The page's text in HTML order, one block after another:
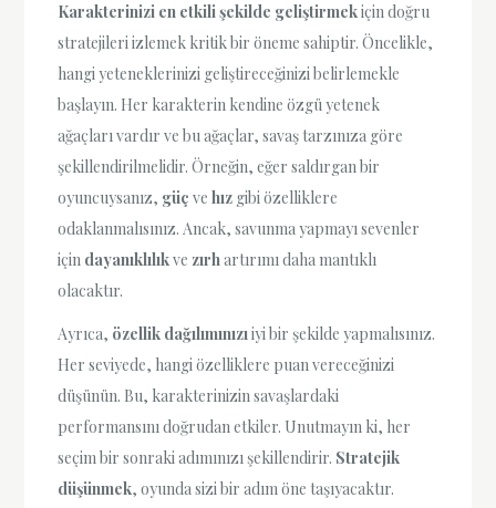
Karakterinizi en etkili şekilde geliştirmekiçin doğru
stratejileri izlemek kritik bir öneme sahiptir. Öncelikle,
hangi yeteneklerinizi geliştireceğinizi belirlemekle
başlayın. Her karakterin kendine özgü yetenek
ağaçları vardır ve bu ağaçlar, savaş tarzınıza göre
şekillendirilmelidir. Örneğin, eğer saldırgan bir
oyuncuysanız, güç vehız gibi özelliklere
odaklanmalısınız. Ancak, savunma yapmayı sevenler
için dayanıklılıkve zırhartırımı daha mantıklı
olacaktır.
Ayrıca, özellik dağılımınızıiyi bir şekilde yapmalısınız.
Her seviyede, hangi özelliklere puan vereceğinizi
düşünün. Bu, karakterinizin savaşlardaki
performansını doğrudan etkiler. Unutmayın ki, her
seçim bir sonraki adımınızı şekillendirir. Stratejik
düşünmek, oyunda sizi bir adım öne taşıyacaktır.